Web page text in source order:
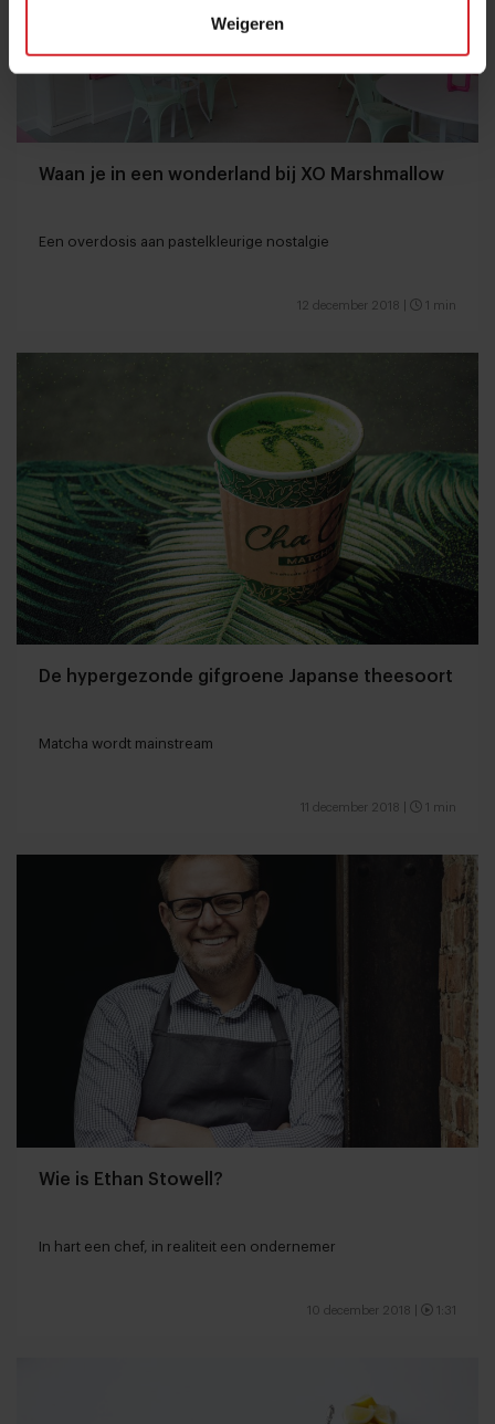
Weigeren
Waan je in een wonderland bij XO Marshmallow
Een overdosis aan pastelkleurige nostalgie
12 december 2018 1 min
De hypergezonde gifgroene Japanse theesoort
Matcha wordt mainstream
11 december 2018 1 min
Wie is Ethan Stowell?
In hart een chef, in realiteit een ondernemer
10 december 2018 1:31